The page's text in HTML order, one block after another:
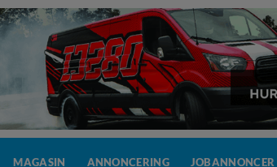
MAGASIN ANNONCERING JOBANNONCER